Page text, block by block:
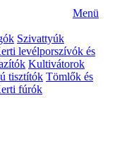
Menü
Szivattyúk
levélporszívók és
Kultivátorok
tisztítók Tömlők és
fúrók